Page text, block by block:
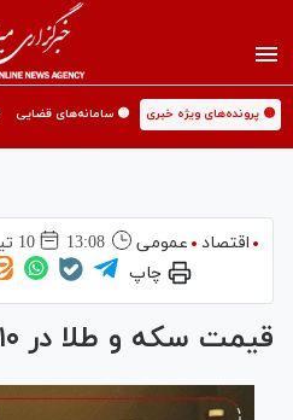
🟡 پرونده‌های ویژه خبری 🟡 سامانه‌های قضایی
اقتصاد عمومی 13:08 10 تير 1404
چاپ
قیمت سکه و طلا در ۱۰ تیر ۱۴۰۴